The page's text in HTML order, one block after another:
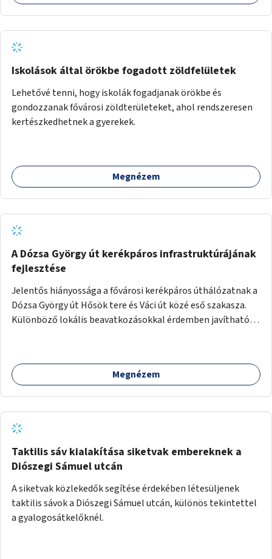
Iskolások által örökbe fogadott zöldfelületek
Lehetővé tenni, hogy iskolák fogadjanak örökbe és
gondozzanak fővárosi zöldterületeket, ahol rendszeresen
kertészkedhetnek a gyerekek.
Megnézem
A Dózsa György út kerékpáros infrastruktúrájának
fejlesztése
Jelentős hiányossága a fővárosi kerékpáros úthálózatnak a
Dózsa György út Hősök tere és Váci út közé eső szakasza.
Különböző lokális beavatkozásokkal érdemben javítható
teljes körű, komplex felújítására.
Megnézem
Taktilis sáv kialakítása siketvak embereknek a
Diószegi Sámuel utcán
A siketvak közlekedők segítése érdekében létesüljenek
taktilis sávok a Diószegi Sámuel utcán, különös tekintettel
a gyalogosátkelőknél.